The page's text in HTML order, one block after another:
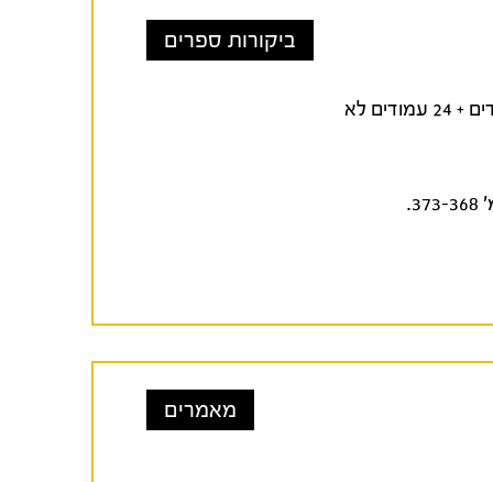
ביקורות ספרים
. ירושלים: כרמל, 2021. 378 עמודים + 24 עמודים לא
מאמרים